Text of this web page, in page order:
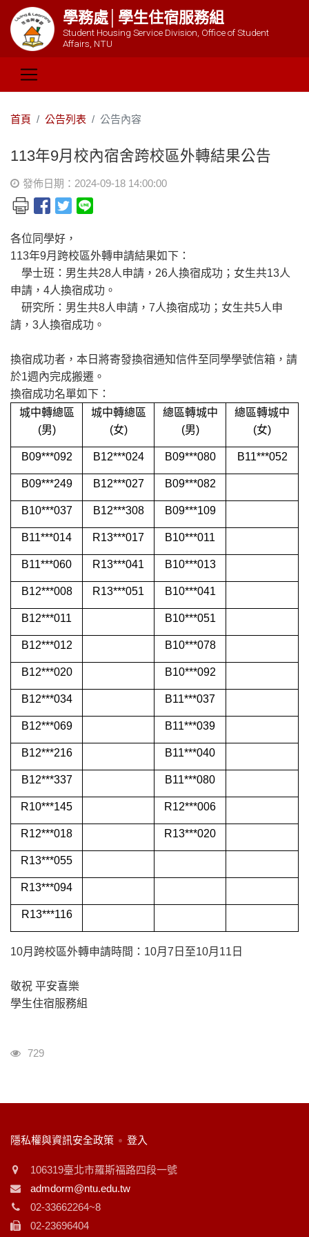
學務處│學生住宿服務組
Student Housing Service Division, Office of Student
Affairs, NTU
首頁 公告列表 公告內容
113年9月校內宿舍跨校區外轉結果公告
發佈日期：2024-09-18 14:00:00
各位同學好，
113年9月跨校區外轉申請結果如下：
學士班：男生共28人申請，26人換宿成功；女生共13人
申請，4人換宿成功。
研究所：男生共8人申請，7人換宿成功；女生共5人申
請，3人換宿成功。
換宿成功者，本日將寄發換宿通知信件至同學學號信箱，請
於1週內完成搬遷。
換宿成功名單如下：
城中轉總區
(男)
城中轉總區
(女)
總區轉城中
(男)
總區轉城中
(女)
B09***092 B12***024 B09***080 B11***052
B09***249 B12***027 B09***082
B10***037 B12***308 B09***109
B11***014 R13***017 B10***011
B11***060 R13***041 B10***013
B12***008 R13***051 B10***041
B12***011 B10***051
B12***012 B10***078
B12***020 B10***092
B12***034 B11***037
B12***069 B11***039
B12***216 B11***040
B12***337 B11***080
R10***145 R12***006
R12***018 R13***020
R13***055
R13***094
R13***116
10月跨校區外轉申請時間：10月7日至10月11日
敬祝 平安喜樂
學生住宿服務組
瀏覽人次
729
:::
隱私權與資訊安全政策 登入
106319臺北市羅斯福路四段一號
admdorm@ntu.edu.tw
02-33662264~8
02-23696404